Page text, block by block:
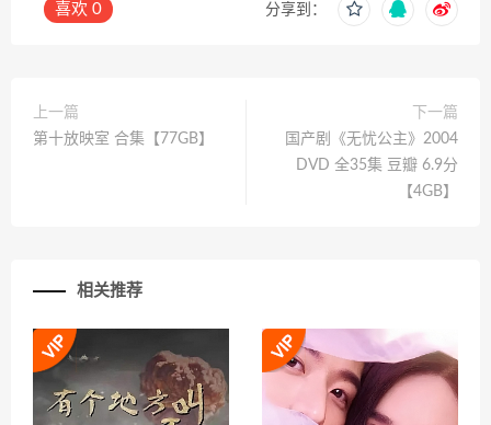
喜欢 0 分享到：
上一篇
第十放映室 合集【77GB】
下一篇
国产剧《无忧公主》2004
DVD 全35集 豆瓣 6.9分
【4GB】
相关推荐